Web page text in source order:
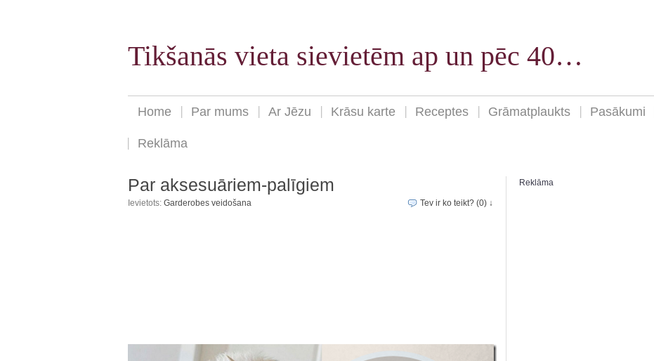
Tikšanās vieta sievietēm ap un pēc 40…
Home Par mums Ar Jēzu Krāsu karte Receptes Grāmatplaukts Pasākumi
Reklāma
Par aksesuāriem-palīgiem
Ievietots: Garderobes veidošana Tev ir ko teikt? (0) ↓
Reklāma